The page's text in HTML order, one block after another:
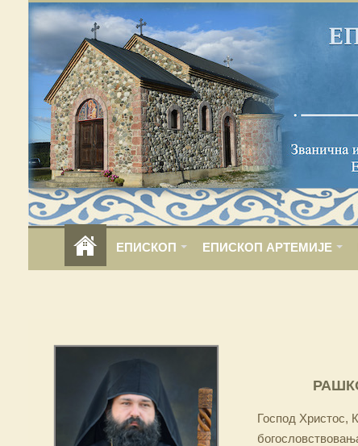
ЕПИСКОП ЕПИСКОП АРТЕМИЈЕ
Господ Христос,